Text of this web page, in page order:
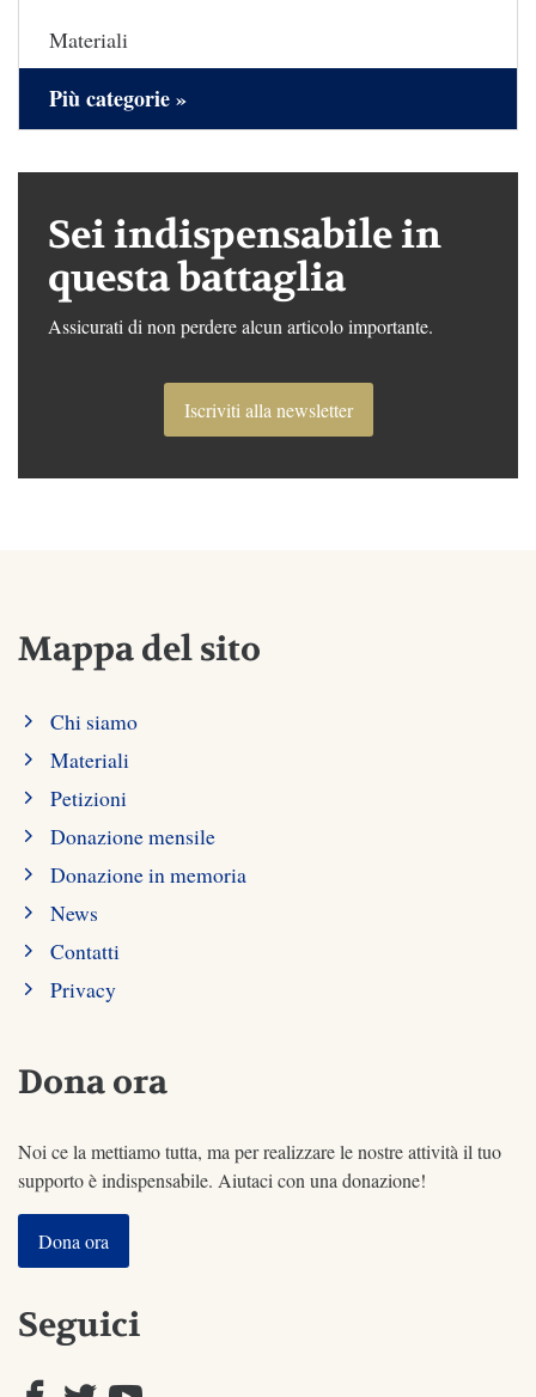
Materiali
Più categorie »
Sei indispensabile in
questa battaglia
Assicurati di non perdere alcun articolo importante.
Iscriviti alla newsletter
Mappa del sito
Chi siamo
Materiali
Petizioni
Donazione mensile
Donazione in memoria
News
Contatti
Privacy
Dona ora
Noi ce la mettiamo tutta, ma per realizzare le nostre attività il tuo
supporto è indispensabile. Aiutaci con una donazione!
Dona ora
Seguici